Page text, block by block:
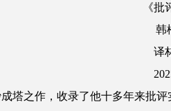
《批
韩
译
塔之作，收录了他十多年来批